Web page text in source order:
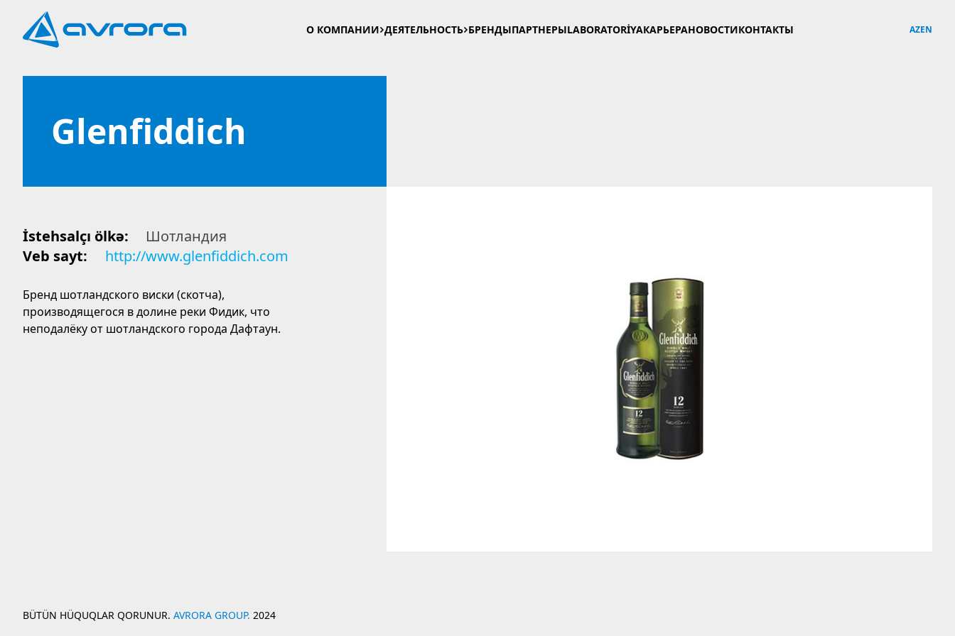
О КОМПАНИИ ДЕЯТЕЛЬНОСТЬ БРЕНДЫПАРТНЕРЫLABORATORİYAКАРЬЕРАНОВОСТИКОНТАКТЫ AZEN
Glenfiddich
İstehsalçı ölkə:
Шотландия
Veb sayt:
http://www.glenfiddich.com
Бренд шотландского виски (скотча),
производящегося в долине реки Фидик, что
неподалёку от шотландского города Дафтаун.
BÜTÜN HÜQUQLAR QORUNUR. AVRORA GROUP. 2024